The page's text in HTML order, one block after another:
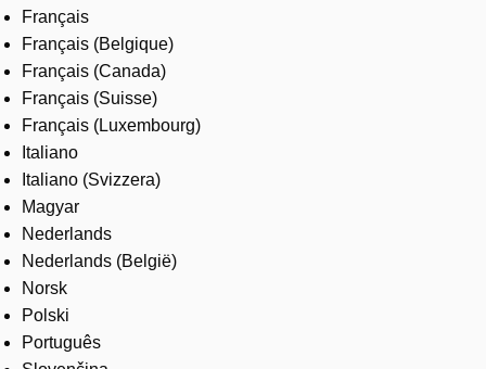
Français
Français (Belgique)
Français (Canada)
Français (Suisse)
Français (Luxembourg)
Italiano
Italiano (Svizzera)
Magyar
Nederlands
Nederlands (België)
Norsk
Polski
Português